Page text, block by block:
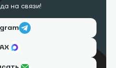
на связи!